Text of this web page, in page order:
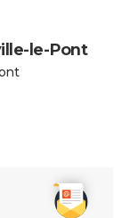
le-Pont